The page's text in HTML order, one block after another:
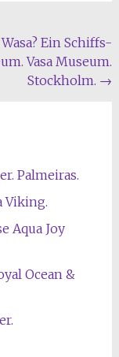
Wasa? Ein Schiffs-
Vasa Museum.
Stockholm. →
Palmeiras.
Viking.
Aqua Joy
Ocean &